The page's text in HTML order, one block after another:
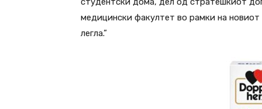
медицински факултет во рамки на
легла.”